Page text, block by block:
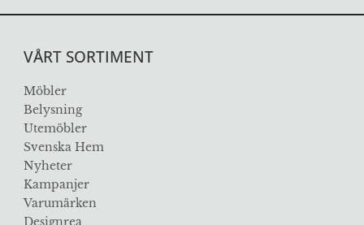
VÅRT SORTIMENT
Möbler
Belysning
Utemöbler
Svenska Hem
Nyheter
Kampanjer
Varumärken
Designrea